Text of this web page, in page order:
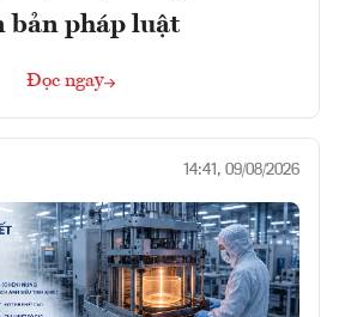
bản pháp luật
Đọc ngay
14:41, 09/08/2026